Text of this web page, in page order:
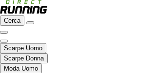
Cerca
Scarpe Uomo
Scarpe Donna
Moda Uomo